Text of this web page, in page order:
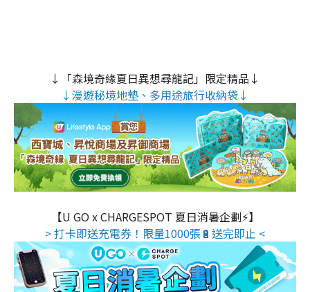
↓「森境奇緣夏日異想尋龍記」限定精品↓
↓漫遊秘境地墊、多用途旅行收納袋↓
【U GO x CHARGESPOT 夏日消暑企劃⚡】
> 打卡即送充電券！限量1000張🔋送完即止 <